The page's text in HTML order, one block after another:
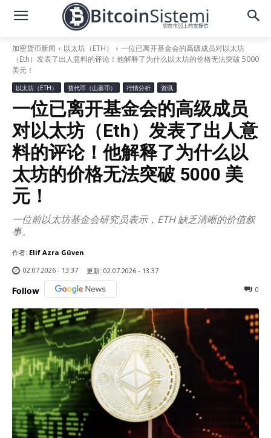
加密货币新闻 以太坊（ETH）
一位已离开基金会的高级成员对以太坊
（Eth）发表了出人意料的评论！他解释了为什么以太坊的价格无法突破 5000
美元！
以太坊（ETH） 替代币（山寨币） 行情分析 资讯
一位已离开基金会的高级成员
对以太坊（Eth）发表了出人意
料的评论！他解释了为什么以
太坊的价格无法突破 5000 美
元！
一位前以太坊基金会研究员表示，ETH 缺乏清晰的价值叙
事。
作者: Elif Azra Güven
02.07.2026 - 13:37
更新: 02.07.2026 - 13:37
Follow 0